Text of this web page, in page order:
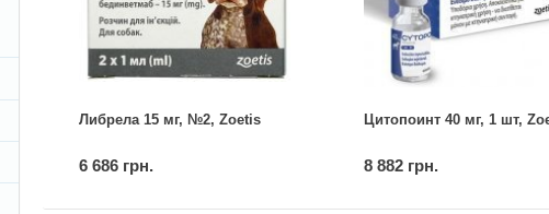
Либрела 15 мг, №2, Zoetis
6 686 грн.
Цитопоинт 40 мг, 1 шт,
8 882 грн.